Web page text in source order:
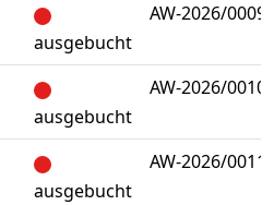
ausgebucht
AW-2026/0009
ausgebucht
AW-2026/0010
ausgebucht
AW-2026/0011